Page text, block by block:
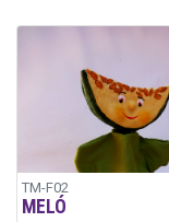
TM-F02
MELÓ